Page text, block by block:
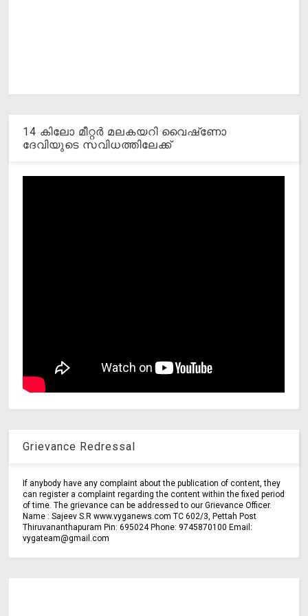
14 കിലോ മീറ്റര്‍ മലകയറി വൈഷ്‌ണോ
ദേവിയുടെ സവിധത്തിലേക്ക്
Grievance Redressal
If anybody have any complaint about the publication of content, they
can register a complaint regarding the content within the fixed period
of time. The grievance can be addressed to our Grievance Officer.
Name : Sajeev S.R www.vyganews.com TC 602/3, Pettah Post
Thiruvananthapuram Pin: 695024 Phone: 9745870100 Email:
vygateam@gmail.com